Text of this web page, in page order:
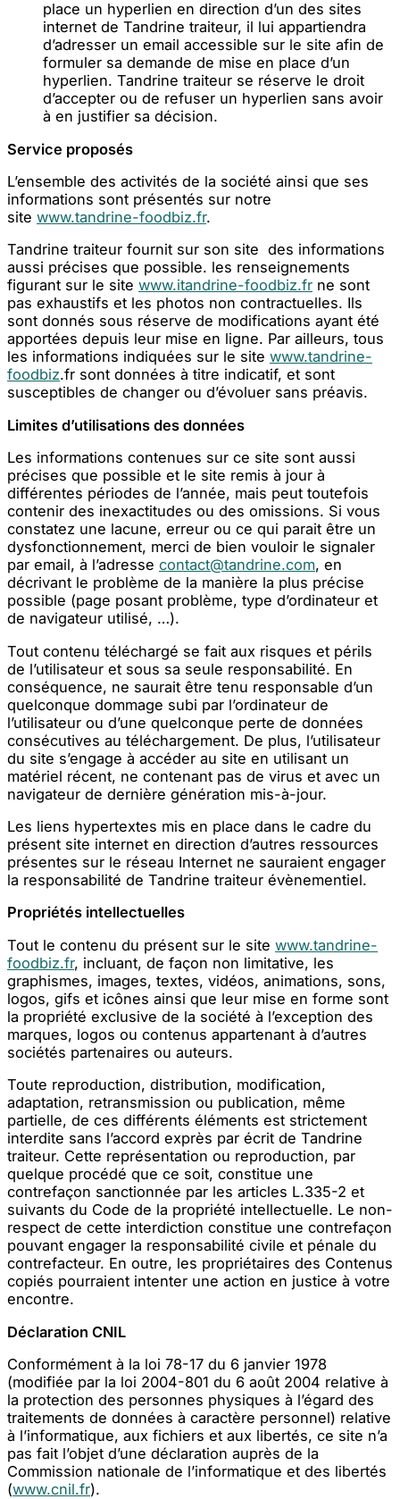
place un hyperlien en direction d’un des sites
internet de Tandrine traiteur, il lui appartiendra
d’adresser un email accessible sur le site afin de
formuler sa demande de mise en place d’un
hyperlien. Tandrine traiteur se réserve le droit
d’accepter ou de refuser un hyperlien sans avoir
à en justifier sa décision.
Service proposés
L’ensemble des activités de la société ainsi que ses
informations sont présentés sur notre
site www.tandrine-foodbiz.fr.
Tandrine traiteur fournit sur son site des informations
aussi précises que possible. les renseignements
figurant sur le site www.itandrine-foodbiz.fr ne sont
pas exhaustifs et les photos non contractuelles. Ils
sont donnés sous réserve de modifications ayant été
apportées depuis leur mise en ligne. Par ailleurs, tous
les informations indiquées sur le site www.tandrine-
foodbiz.fr sont données à titre indicatif, et sont
susceptibles de changer ou d’évoluer sans préavis.
Limites d’utilisations des données
Les informations contenues sur ce site sont aussi
précises que possible et le site remis à jour à
différentes périodes de l’année, mais peut toutefois
contenir des inexactitudes ou des omissions. Si vous
constatez une lacune, erreur ou ce qui parait être un
dysfonctionnement, merci de bien vouloir le signaler
par email, à l’adresse contact@tandrine.com, en
décrivant le problème de la manière la plus précise
possible (page posant problème, type d’ordinateur et
de navigateur utilisé, …).
Tout contenu téléchargé se fait aux risques et périls
de l’utilisateur et sous sa seule responsabilité. En
conséquence, ne saurait être tenu responsable d’un
quelconque dommage subi par l’ordinateur de
l’utilisateur ou d’une quelconque perte de données
consécutives au téléchargement. De plus, l’utilisateur
du site s’engage à accéder au site en utilisant un
matériel récent, ne contenant pas de virus et avec un
navigateur de dernière génération mis-à-jour.
Les liens hypertextes mis en place dans le cadre du
présent site internet en direction d’autres ressources
présentes sur le réseau Internet ne sauraient engager
la responsabilité de Tandrine traiteur évènementiel.
Propriétés intellectuelles
Tout le contenu du présent sur le site www.tandrine-
foodbiz.fr, incluant, de façon non limitative, les
graphismes, images, textes, vidéos, animations, sons,
logos, gifs et icônes ainsi que leur mise en forme sont
la propriété exclusive de la société à l’exception des
marques, logos ou contenus appartenant à d’autres
sociétés partenaires ou auteurs.
Toute reproduction, distribution, modification,
adaptation, retransmission ou publication, même
partielle, de ces différents éléments est strictement
interdite sans l’accord exprès par écrit de Tandrine
traiteur. Cette représentation ou reproduction, par
quelque procédé que ce soit, constitue une
contrefaçon sanctionnée par les articles L.335-2 et
suivants du Code de la propriété intellectuelle. Le non-
respect de cette interdiction constitue une contrefaçon
pouvant engager la responsabilité civile et pénale du
contrefacteur. En outre, les propriétaires des Contenus
copiés pourraient intenter une action en justice à votre
encontre.
Déclaration CNIL
Conformément à la loi 78-17 du 6 janvier 1978
(modifiée par la loi 2004-801 du 6 août 2004 relative à
la protection des personnes physiques à l’égard des
traitements de données à caractère personnel) relative
à l’informatique, aux fichiers et aux libertés, ce site n’a
pas fait l’objet d’une déclaration auprès de la
Commission nationale de l’informatique et des libertés
(www.cnil.fr).